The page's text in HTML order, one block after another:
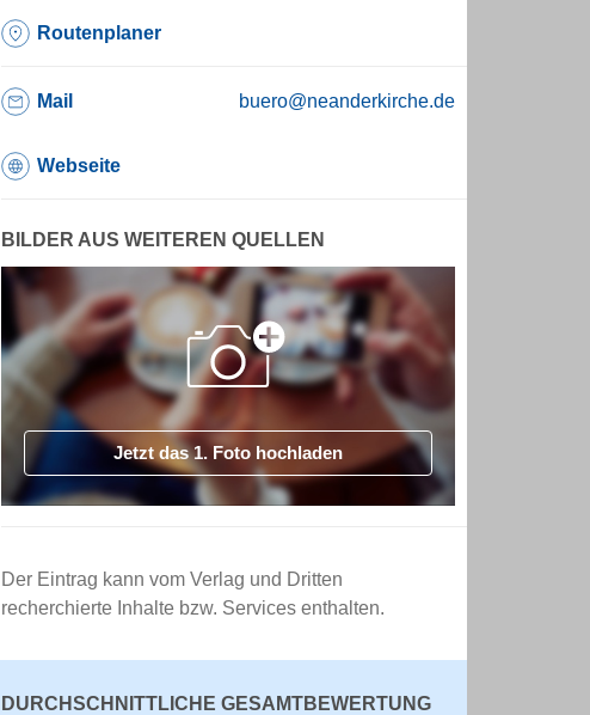
Routenplaner
Mail buero@neanderkirche.de
Webseite
BILDER AUS WEITEREN QUELLEN
Jetzt das 1. Foto hochladen
Der Eintrag kann vom Verlag und Dritten
recherchierte Inhalte bzw. Services enthalten.
DURCHSCHNITTLICHE GESAMTBEWERTUNG